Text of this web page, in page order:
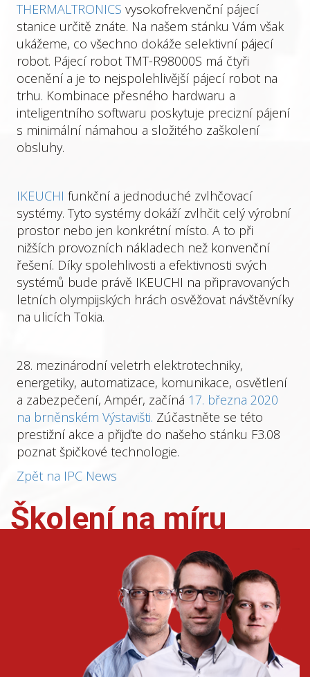
THERMALTRONICS vysokofrekvenční pájecí
stanice určitě znáte. Na našem stánku Vám však
ukážeme, co všechno dokáže selektivní pájecí
robot. Pájecí robot TMT-R98000S má čtyři
ocenění a je to nejspolehlivější pájecí robot na
trhu. Kombinace přesného hardwaru a
inteligentního softwaru poskytuje precizní pájení
s minimální námahou a složitého zaškolení
obsluhy.
IKEUCHI funkční a jednoduché zvlhčovací
systémy. Tyto systémy dokáží zvlhčit celý výrobní
prostor nebo jen konkrétní místo. A to při
nižších provozních nákladech než konvenční
řešení. Díky spolehlivosti a efektivnosti svých
systémů bude právě IKEUCHI na připravovaných
letních olympijských hrách osvěžovat návštěvníky
na ulicích Tokia.
28. mezinárodní veletrh elektrotechniky,
energetiky, automatizace, komunikace, osvětlení
a zabezpečení, Ampér, začíná 17. března 2020
na brněnském Výstavišti. Zúčastněte se této
prestižní akce a přijďte do našeho stánku F3.08
poznat špičkové technologie.
Zpět na IPC News
Školení na míru